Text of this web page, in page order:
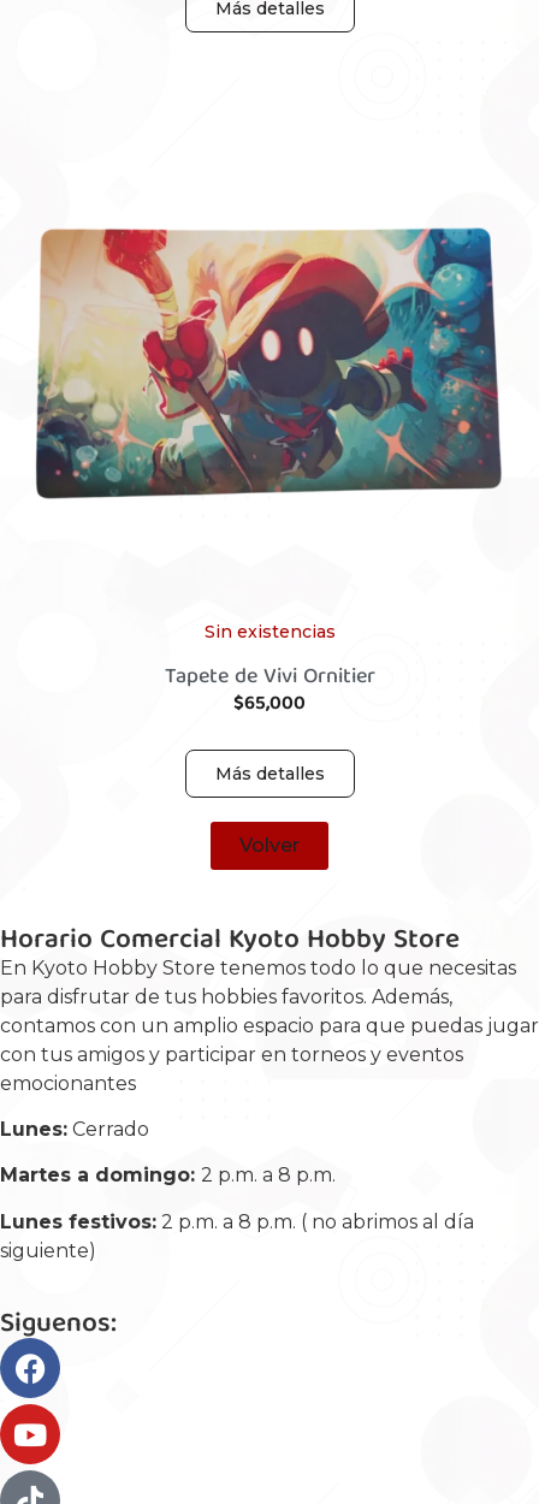
Más detalles
Sin existencias
Tapete de Vivi Ornitier
$65,000
Más detalles
Volver
Horario Comercial Kyoto Hobby Store
En Kyoto Hobby Store tenemos todo lo que necesitas
para disfrutar de tus hobbies favoritos. Además,
contamos con un amplio espacio para que puedas jugar
con tus amigos y participar en torneos y eventos
emocionantes
Lunes: Cerrado
Martes a domingo: 2 p.m. a 8 p.m.
Lunes festivos: 2 p.m. a 8 p.m. ( no abrimos al día
siguiente)
Siguenos: